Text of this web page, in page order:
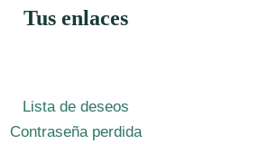
Tus enlaces
Lista de deseos
Contraseña perdida